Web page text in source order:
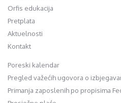
Orfis edukacija
Pretplata
Aktuelnosti
Kontakt
Poreski kalendar
Pregled važećih ugovora o
Primanja zaposlenih po propisima